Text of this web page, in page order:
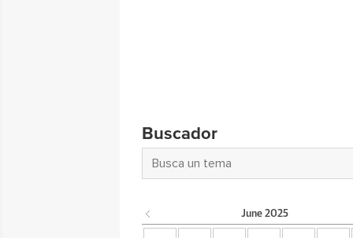
Buscador
June 2025